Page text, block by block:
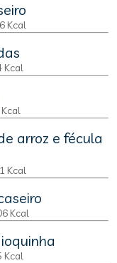
Kcal
Kcal
arroz e fécula
Kcal
Kcal
Kcal